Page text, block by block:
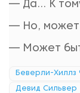
— Да... К
— Но, может
— Может
Беверли-Хиллз
Девид Сильвер